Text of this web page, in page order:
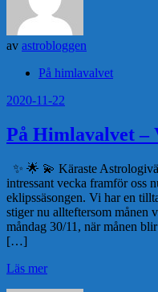
av astrobloggen
På himlavalvet
2020-11-22
På Himlavalvet –
✨ 🌟 💫 Käraste
intressant vecka framför oss
eklipssäsongen. Vi har en
stiger nu allteftersom månen
måndag 30/11, när månen
[…]
Läs mer